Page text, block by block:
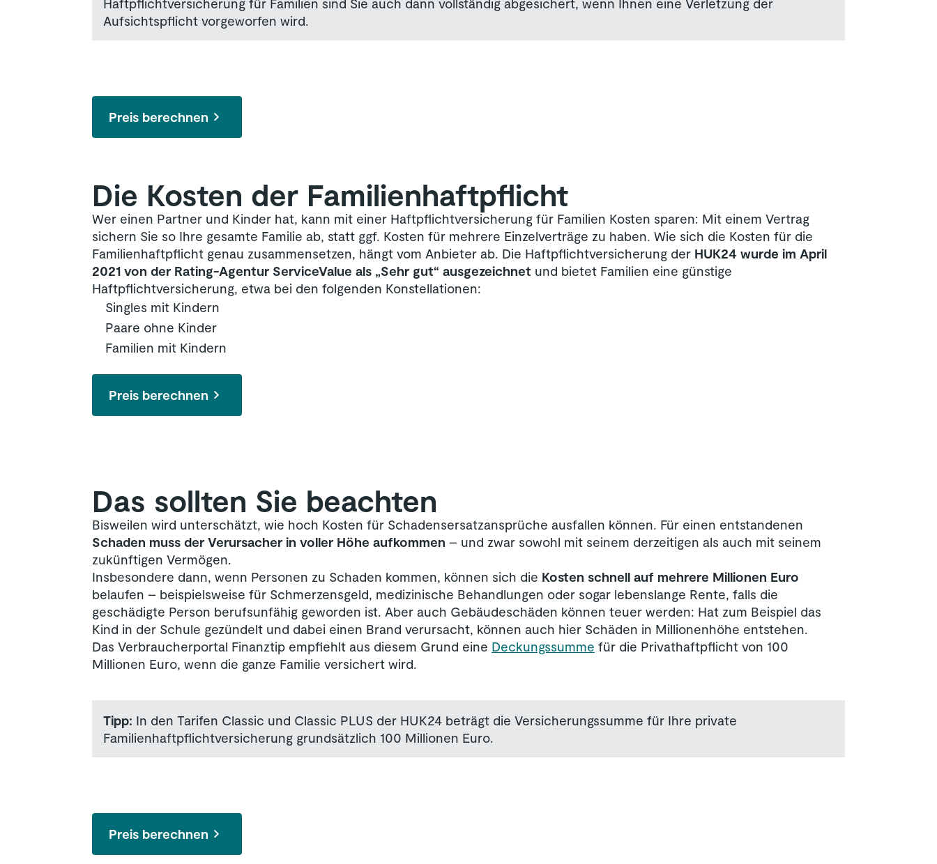
Aufsichtspflicht vorgeworfen wird.
Preis berechnen
Die Kosten der Familien­haftpflicht
Wer einen Partner und Kinder hat, kann mit einer Haftpflichtversicherung für Familien Kosten sparen: Mit einem Vertrag
sichern Sie so Ihre gesamte Familie ab, statt ggf. Kosten für mehrere Einzelverträge zu haben. Wie sich die Kosten für die
Familienhaftpflicht genau zusammensetzen, hängt vom Anbieter ab. Die Haftpflichtversicherung der HUK24 wurde im April
2021 von der Rating-Agentur ServiceValue als „Sehr gut“ ausgezeichnet und bietet Familien eine günstige
Haftpflichtversicherung, etwa bei den folgenden Konstellationen:
Singles mit Kindern
Paare ohne Kinder
Familien mit Kindern
Preis berechnen
Das sollten Sie beachten
Bisweilen wird unterschätzt, wie hoch Kosten für Schadensersatzansprüche ausfallen können. Für einen entstandenen
Schaden muss der Verursacher in voller Höhe aufkommen – und zwar sowohl mit seinem derzeitigen als auch mit seinem
zukünftigen Vermögen.
Insbesondere dann, wenn Personen zu Schaden kommen, können sich die Kosten schnell auf mehrere Millionen Euro
belaufen – beispielsweise für Schmerzensgeld, medizinische Behandlungen oder sogar lebenslange Rente, falls die
geschädigte Person berufsunfähig geworden ist. Aber auch Gebäudeschäden können teuer werden: Hat zum Beispiel das
Kind in der Schule gezündelt und dabei einen Brand verursacht, können auch hier Schäden in Millionenhöhe entstehen.
Das Verbraucherportal Finanztip empfiehlt aus diesem Grund eine Deckungssumme für die Privathaftpflicht von 100
Millionen Euro, wenn die ganze Familie versichert wird.
Tipp: In den Tarifen Classic und Classic PLUS der HUK24 beträgt die Versicherungssumme für Ihre private
Familienhaftpflichtversicherung grundsätzlich 100 Millionen Euro.
Preis berechnen